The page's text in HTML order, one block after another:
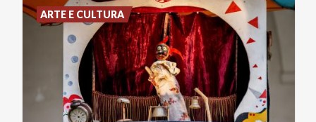
ARTE E CULTURA